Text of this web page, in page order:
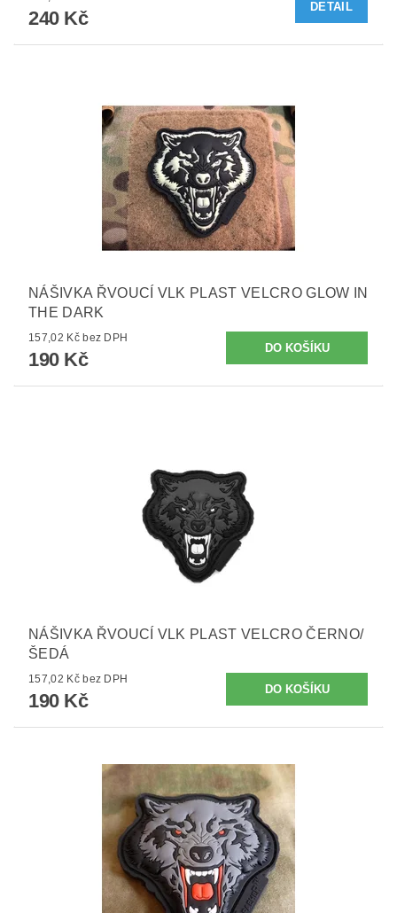
240 Kč
DETAIL
NÁŠIVKA ŘVOUCÍ VLK PLAST VELCRO GLOW IN
THE DARK
157,02 Kč bez DPH
190 Kč
NÁŠIVKA ŘVOUCÍ VLK PLAST VELCRO ČERNO/
ŠEDÁ
157,02 Kč bez DPH
190 Kč